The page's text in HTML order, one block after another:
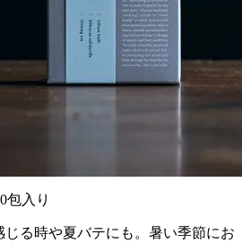
包入り
る時や夏バテにも。暑い季節にお